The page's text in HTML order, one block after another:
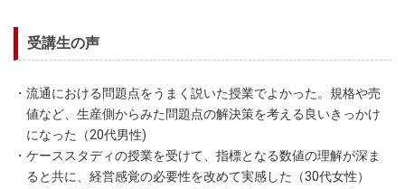
受講生の声
・流通における問題点をうまく説いた授業でよかった。規格や売
値など、生産側からみた問題点の解決策を考える良いきっかけ
になった（20代男性)
・ケーススタディの授業を受けて、指標となる数値の理解が深ま
ると共に、経営感覚の必要性を改めて実感した（30代女性）